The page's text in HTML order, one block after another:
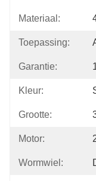
Materiaal:
Toepassing:
Garantie:
Kleur:
Grootte:
Motor:
Wormwiel: